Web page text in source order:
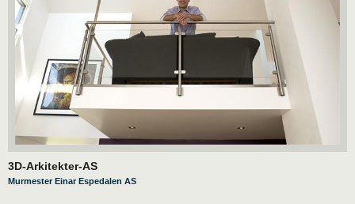
3D-Arkitekter-AS
Murmester Einar Espedalen AS